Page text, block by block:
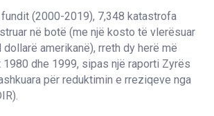
(2000-2019), 7,348 katastrofa
në botë (me një kosto të vlerësuar
amerikanë), rreth dy herë më
dhe 1999, sipas një raporti Zyrës
për reduktimin e rreziqeve nga